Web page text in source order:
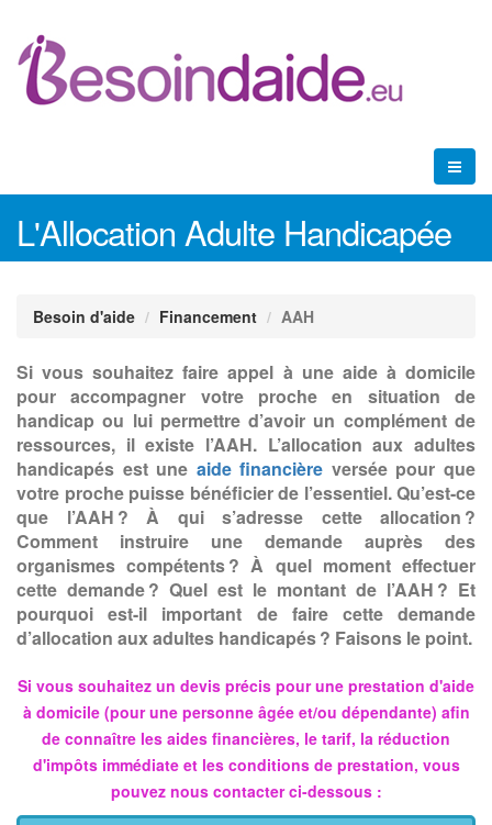
L'Allocation Adulte Handicapée
Besoin d'aide Financement AAH
Si vous souhaitez faire appel à une aide à domicile
pour accompagner votre proche en situation de
handicap ou lui permettre d’avoir un complément de
ressources, il existe l’AAH. L’allocation aux adultes
handicapés est une aide financière versée pour que
votre proche puisse bénéficier de l’essentiel. Qu’est-ce
que l’AAH ? À qui s’adresse cette allocation ?
Comment instruire une demande auprès des
organismes compétents ? À quel moment effectuer
cette demande ? Quel est le montant de l’AAH ? Et
pourquoi est-il important de faire cette demande
d’allocation aux adultes handicapés ? Faisons le point.
Si vous souhaitez un devis précis pour une prestation d'aide
à domicile (pour une personne âgée et/ou dépendante) afin
de connaître les aides financières, le tarif, la réduction
d'impôts immédiate et les conditions de prestation, vous
pouvez nous contacter ci-dessous :